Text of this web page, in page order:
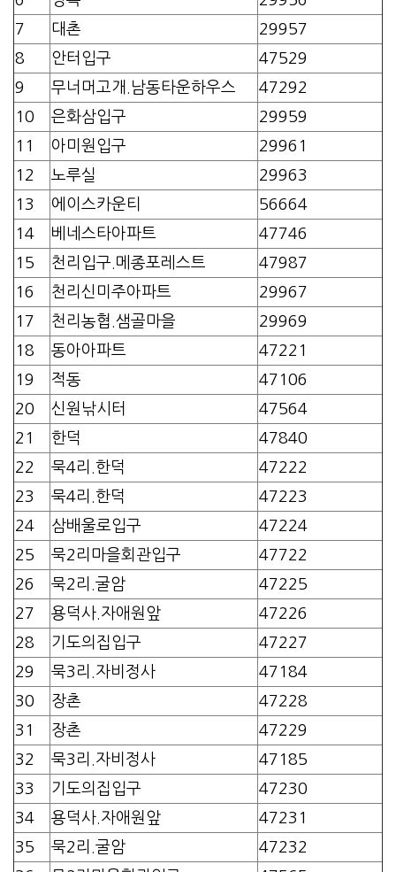
7
대촌
29957
8
안터입구
47529
9
무너머고개.남동타운하우스
47292
10
은화삼입구
29959
11
아미원입구
29961
12
노루실
29963
13
에이스카운티
56664
14
베네스타아파트
47746
15
천리입구.메종포레스트
47987
16
천리신미주아파트
29967
17
천리농협.샘골마을
29969
18
동아아파트
47221
19
적동
47106
20
신원낚시터
47564
21
한덕
47840
22
묵4리.한덕
47222
23
묵4리.한덕
47223
24
삼배울로입구
47224
25
묵2리마을회관입구
47722
26
묵2리.굴암
47225
27
용덕사.자애원앞
47226
28
기도의집입구
47227
29
묵3리.자비정사
47184
30
장촌
47228
31
장촌
47229
32
묵3리.자비정사
47185
33
기도의집입구
47230
34
용덕사.자애원앞
47231
35
묵2리.굴암
47232